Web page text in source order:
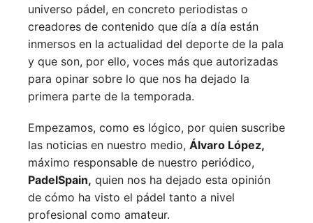
universo pádel, en concreto periodistas o
creadores de contenido que día a día están
inmersos en la actualidad del deporte de la pala
y que son, por ello, voces más que autorizadas
para opinar sobre lo que nos ha dejado la
primera parte de la temporada.
Empezamos, como es lógico, por quien suscribe
las noticias en nuestro medio, Álvaro López,
máximo responsable de nuestro periódico,
PadelSpain, quien nos ha dejado esta opinión
de cómo ha visto el pádel tanto a nivel
profesional como amateur.